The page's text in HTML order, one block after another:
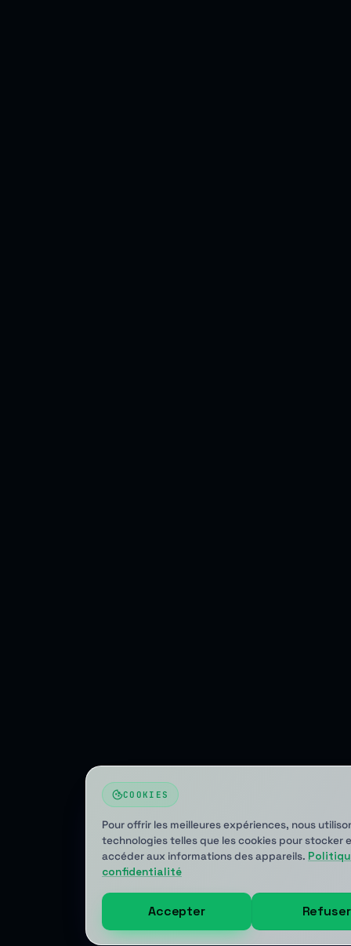
COOKIES
Pour offrir les meilleures expériences, nous
technologies telles que les cookies pour stocker
accéder aux informations des appareils.
confidentialité
Accepter Refuser